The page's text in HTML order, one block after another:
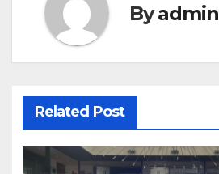
Byadmin
Related Post